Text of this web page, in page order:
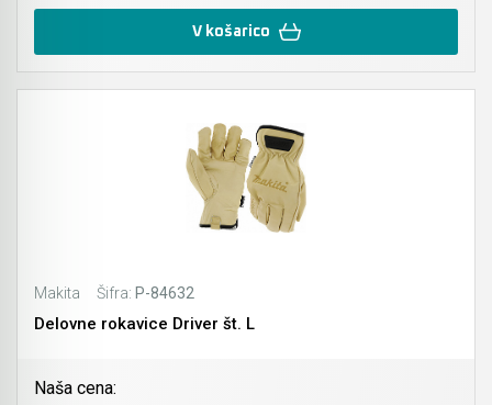
V košarico
Makita Šifra: P-84632
Delovne rokavice Driver št. L
Naša cena: